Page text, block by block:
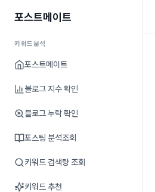
포스트메이트
키워드분석
포스트메이트
블로그 지수 확인
블로그 누락 확인
포스팅 분석조회
키워드 검색량 조회
키워드 추천